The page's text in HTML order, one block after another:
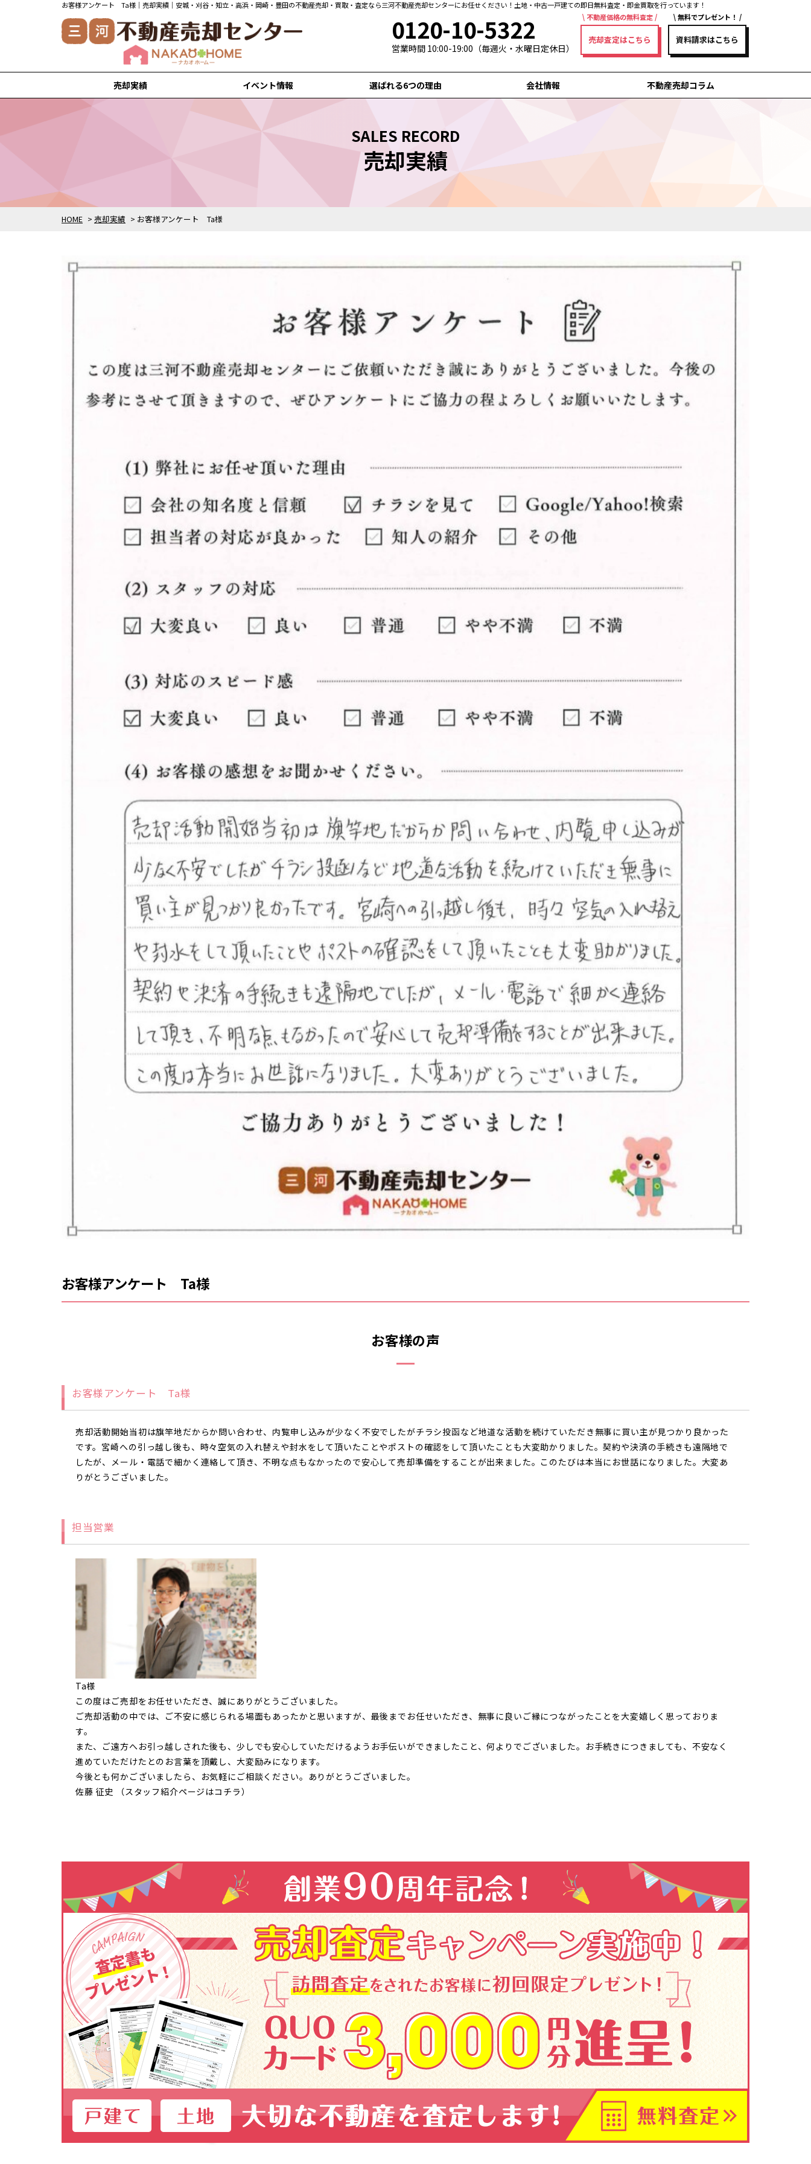
お客様アンケート Ta様｜売却実績｜安城・刈谷・知立・高浜・岡崎・豊田の不動産売却・買取・査定なら三河不動産売却センターにお任せください！土地・中古一戸建ての即日無料査定・即金買取を行っています！
0120-10-5322
営業時間 10:00-19:00（毎週火・水曜日定休日）
不動産価格の無料査定
売却査定はこちら
無料でプレゼント！
資料請求はこちら
売却実績
安城市の売却実績
刈谷市の売却実績
知立市の売却実績
高浜市の売却実績
岡崎市の売却実績
イベント情報 選ばれる6つの理由 会社情報 不動産売却コラム
HOME > 売却実績 > お客様アンケート Ta様
SALES RECORD
売却実績
お客様アンケート Ta様
お客様の声
お客様アンケート Ta様
売却活動開始当初は旗竿地だからか問い合わせ、内覧申し込みが少なく不安でしたがチラシ投函など地道な活動を続けていただき無事に買い主が見つかり良かった
です。宮崎への引っ越し後も、時々空気の入れ替えや封水をして頂いたことやポストの確認をして頂いたことも大変助かりました。契約や決済の手続きも遠隔地で
したが、メール・電話で細かく連絡して頂き、不明な点もなかったので安心して売却準備をすることが出来ました。このたびは本当にお世話になりました。大変あ
りがとうございました。
担当営業
Ta様
この度はご売却をお任せいただき、誠にありがとうございました。
ご売却活動の中では、ご不安に感じられる場面もあったかと思いますが、最後までお任せいただき、無事に良いご縁につながったことを大変嬉しく思っておりま
す。
また、ご遠方へお引っ越しされた後も、少しでも安心していただけるようお手伝いができましたこと、何よりでございました。お手続きにつきましても、不安なく
進めていただけたとのお言葉を頂戴し、大変励みになります。
今後とも何かございましたら、お気軽にご相談ください。ありがとうございました。
佐藤 征史 （スタッフ紹介ページはコチラ）